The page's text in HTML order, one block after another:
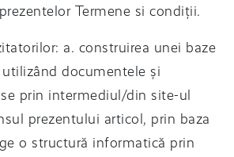
Termene si condiții.
a. construirea unei baze
documentele și
prin intermediul/din site-ul
prezentului articol, prin baza
o structură informatică prin